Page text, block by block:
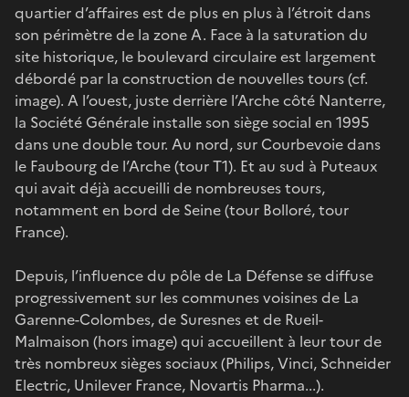
quartier d’affaires est de plus en plus à l’étroit dans
son périmètre de la zone A. Face à la saturation du
site historique, le boulevard circulaire est largement
débordé par la construction de nouvelles tours (cf.
image). A l’ouest, juste derrière l’Arche côté Nanterre,
la Société Générale installe son siège social en 1995
dans une double tour. Au nord, sur Courbevoie dans
le Faubourg de l’Arche (tour T1). Et au sud à Puteaux
qui avait déjà accueilli de nombreuses tours,
notamment en bord de Seine (tour Bolloré, tour
France).
Depuis, l’influence du pôle de La Défense se diffuse
progressivement sur les communes voisines de La
Garenne-Colombes, de Suresnes et de Rueil-
Malmaison (hors image) qui accueillent à leur tour de
très nombreux sièges sociaux (Philips, Vinci, Schneider
Electric, Unilever France, Novartis Pharma...).